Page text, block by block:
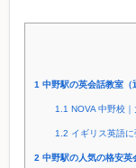
1 中野駅の英会話教室（
1.1 NOVA 中野校
1.2 イギリス英語
2 中野駅の人気の格安英